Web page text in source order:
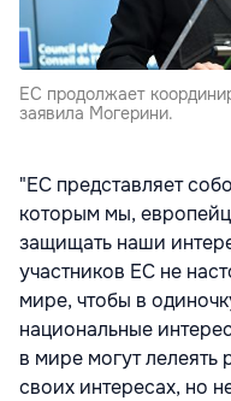
ЕС продолжает
заявила Могерини.
"ЕС представляет
которым мы,
защищать наши
участников ЕС не
мире, чтобы в
национальные
в мире могут
своих интересах, но